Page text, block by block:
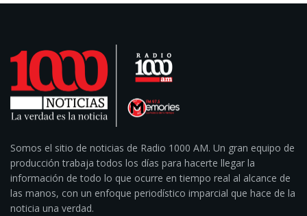
Somos el sitio de noticias de Radio 1000 AM. Un gran equipo de
producción trabaja todos los días para hacerte llegar la
información de todo lo que ocurre en tiempo real al alcance de
las manos, con un enfoque periodístico imparcial que hace de la
noticia una verdad.